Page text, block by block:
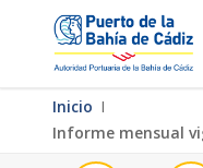
Inicio Ι